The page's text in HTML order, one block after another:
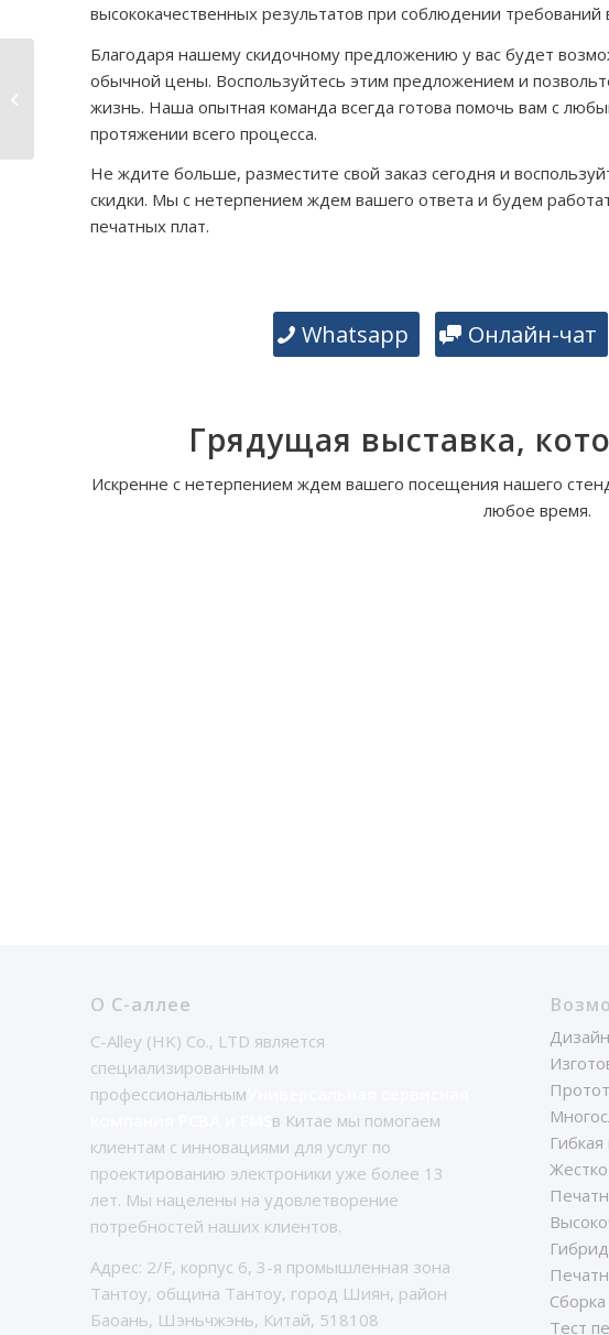
высококачественных результатов при соблюдении
Благодаря нашему скидочному предложению у вас будет
обычной цены. Воспользуйтесь этим предложением и
жизнь. Наша опытная команда всегда готова помочь вам с
протяжении всего процесса.
Не ждите больше, разместите свой заказ сегодня и
скидки. Мы с нетерпением ждем вашего ответа и будем
печатных плат.
Whatsapp Онлайн-чат
Грядущая выставка,
Искренне с нетерпением ждем вашего посещения нашего
любое время.
О С-аллее
C-Alley (HK) Co., LTD является
специализированным и
профессиональным
в Китае мы помогаем
клиентам с инновациями для услуг по
проектированию электроники уже более 13
лет. Мы нацелены на удовлетворение
потребностей наших клиентов.
Адрес: 2/F, корпус 6, 3-я промышленная зона
Тантоу, община Тантоу, город Шиян, район
Баоань, Шэньчжэнь, Китай, 518108
Тест
Технология упаковки
SMD: изучение
различных типов и
их значение